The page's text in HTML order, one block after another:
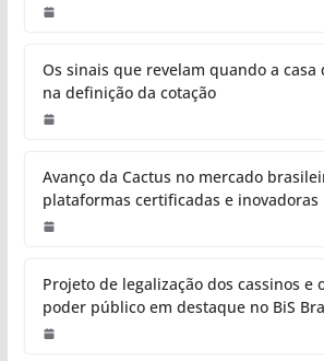
Os sinais que revelam quando a casa
na definição da cotação
Avanço da Cactus no mercado
plataformas certificadas e inovadoras
Projeto de legalização dos cassinos e
poder público em destaque no BiS